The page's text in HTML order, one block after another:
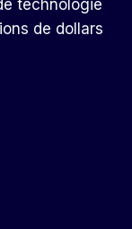
technologie
de dollars